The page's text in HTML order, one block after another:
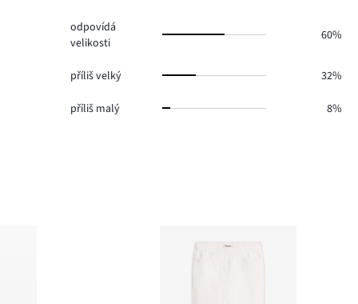
odpovídá
velikosti
60%
příliš velký 32%
příliš malý 8%